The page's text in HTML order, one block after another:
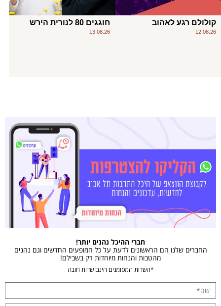
קולולם רגע לאהוב
12.08.26
חוגגים 80 לנורית הירש
13.08.26
חברי ההיכל נהנים יותר!
החברים שלנו הם הראשונים לדעת על כל המופעים החדשים וגם נהנים
מהטבות והנחות מיוחדות רק בשבילם!
*השדות המסומנים הינם שדות חובה